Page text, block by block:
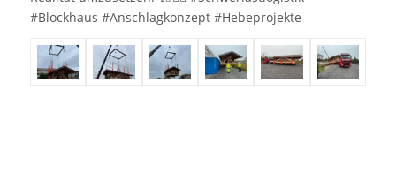
#Blockhaus #Anschlagkonzept #Hebeprojekte